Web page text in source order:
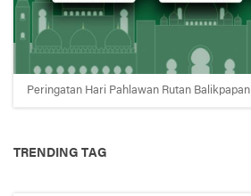
Peringatan Hari Pahlawan Rutan Balikpapan
TRENDING TAG